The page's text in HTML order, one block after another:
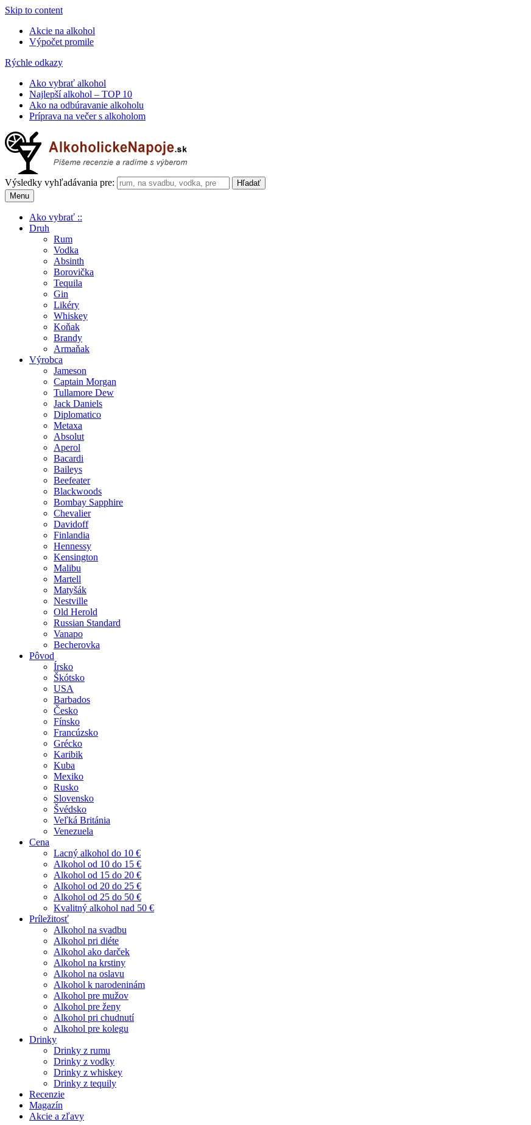
Skip to content
Akcie na alkohol
Výpočet promile
Rýchle odkazy
Ako vybrať alkohol
Najlepší alkohol – TOP 10
Ako na odbúravanie alkoholu
Príprava na večer s alkoholom
Výsledky vyhľadávania pre:
Menu
Ako vybrať ::
Druh
Rum
Vodka
Absinth
Borovička
Tequila
Gin
Likéry
Whiskey
Koňak
Brandy
Armaňak
Výrobca
Jameson
Captain Morgan
Tullamore Dew
Jack Daniels
Diplomatico
Metaxa
Absolut
Aperol
Bacardi
Baileys
Beefeater
Blackwoods
Bombay Sapphire
Chevalier
Davidoff
Finlandia
Hennessy
Kensington
Malibu
Martell
Matyšák
Nestville
Old Herold
Russian Standard
Vanapo
Becherovka
Pôvod
Írsko
Škótsko
USA
Barbados
Česko
Fínsko
Francúzsko
Grécko
Karibik
Kuba
Mexiko
Rusko
Slovensko
Švédsko
Veľká Británia
Venezuela
Cena
Lacný alkohol do 10 €
Alkohol od 10 do 15 €
Alkohol od 15 do 20 €
Alkohol od 20 do 25 €
Alkohol od 25 do 50 €
Kvalitný alkohol nad 50 €
Príležitosť
Alkohol na svadbu
Alkohol pri diéte
Alkohol ako darček
Alkohol na krstiny
Alkohol na oslavu
Alkohol k narodeninám
Alkohol pre mužov
Alkohol pre ženy
Alkohol pri chudnutí
Alkohol pre kolegu
Drinky
Drinky z rumu
Drinky z vodky
Drinky z whiskey
Drinky z tequily
Recenzie
Magazín
Akcie a zľavy